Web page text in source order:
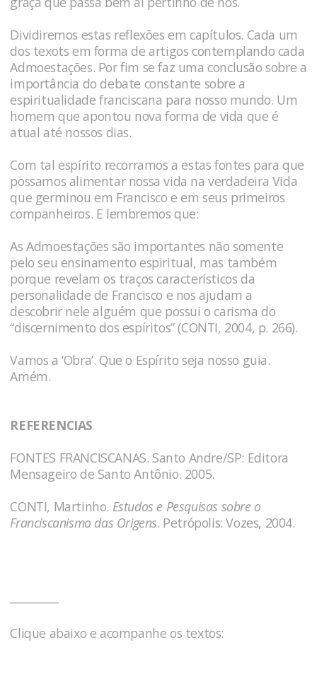
Dividiremos estas reflexões em capítulos. Cada um
dos texots em forma de artigos contemplando cada
Admoestações. Por fim se faz uma conclusão sobre a
importância do debate constante sobre a
espiritualidade franciscana para nosso mundo. Um
homem que apontou nova forma de vida que é
atual até nossos dias.
Com tal espírito recorramos a estas fontes para que
possamos alimentar nossa vida na verdadeira Vida
que germinou em Francisco e em seus primeiros
companheiros. E lembremos que:
As Admoestações são importantes não somente
pelo seu ensinamento espiritual, mas também
porque revelam os traços característicos da
personalidade de Francisco e nos ajudam a
descobrir nele alguém que possui o carisma do
“discernimento dos espíritos” (CONTI, 2004, p. 266).
Vamos a ‘Obra’. Que o Espírito seja nosso guia.
Amém.
REFERENCIAS
FONTES FRANCISCANAS. Santo Andre/SP: Editora
Mensageiro de Santo Antônio. 2005.
CONTI, Martinho. Estudos e Pesquisas sobre o
Franciscanismo das Origens. Petrópolis: Vozes, 2004.
Clique abaixo e acompanhe os textos: